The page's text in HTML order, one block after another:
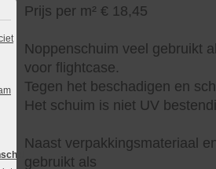
Prijs per m² € 18,45
Noppenschuim veel gebruikt
voor flightcase.
Tegen het beschadigen en
Het schuim is niet UV
Naast verpakkingsmateriaal
gebruikt als